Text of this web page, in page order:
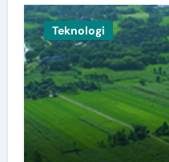
Teknologi